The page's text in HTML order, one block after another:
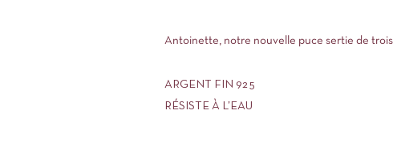
Antoinette, notre nouvelle puce sertie de
ARGENT FIN 925
RÉSISTE À L’EAU